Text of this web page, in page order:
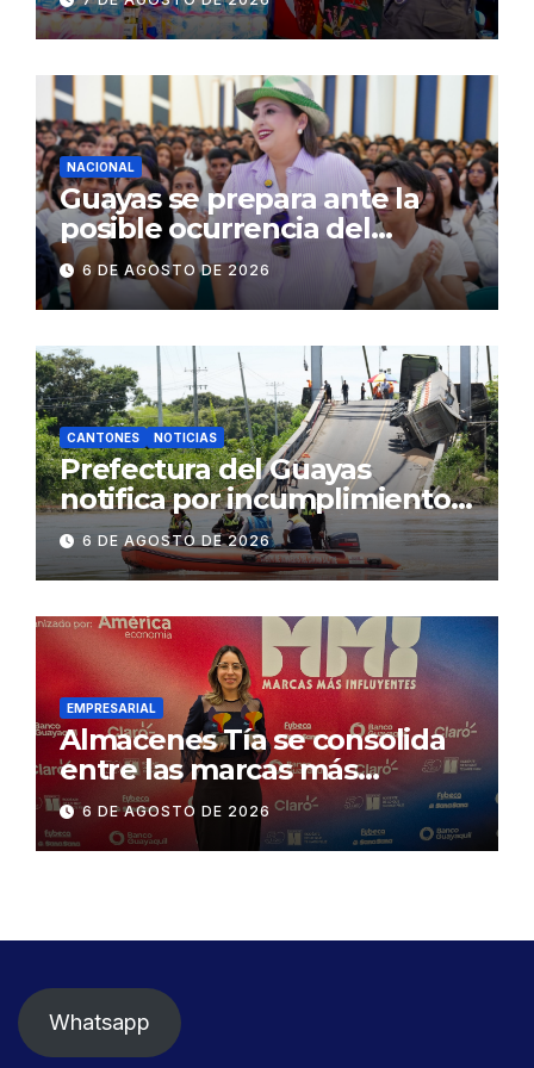
públicos de Pichincha: 684
operativos en zonas
comerciales y de
concurrencia
NACIONAL
Guayas se prepara ante la
posible ocurrencia del
fenómeno de El Niño:
Gobierno Nacional capacita a
2.500 jóvenes
6 DE AGOSTO DE 2026
CANTONES NOTICIAS
Prefectura del Guayas
notifica por incumplimiento
contractual a la
Concesionaria CONORTE y
exige celeridad en
desmontaje del puente
Gonzalo Icaza Cornejo, en
Daule
6 DE AGOSTO DE 2026
EMPRESARIAL
Almacenes Tía se consolida
entre las marcas más
influyentes del Ecuador
6 DE AGOSTO DE 2026
Whatsapp